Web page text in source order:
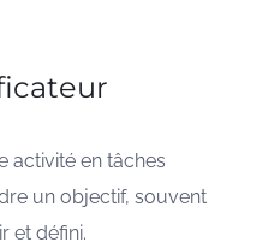
activité en tâches
un objectif, souvent
et défini.